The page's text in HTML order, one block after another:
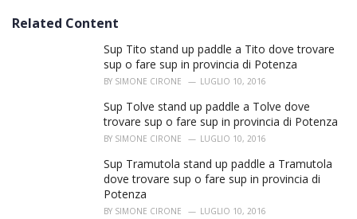
e
Related Content
Sup Tito stand up paddle a Tito dove trovare
sup o fare sup in provincia di Potenza
BY SIMONE CIRONE LUGLIO 10, 2016
Sup Tolve stand up paddle a Tolve dove
trovare sup o fare sup in provincia di Potenza
BY SIMONE CIRONE LUGLIO 10, 2016
Sup Tramutola stand up paddle a Tramutola
dove trovare sup o fare sup in provincia di
Potenza
BY SIMONE CIRONE LUGLIO 10, 2016